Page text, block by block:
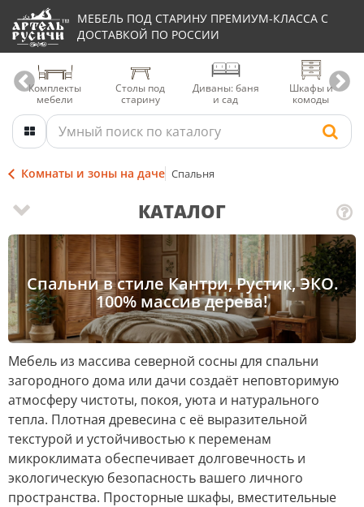
МЕБЕЛЬ ПОД СТАРИНУ ПРЕМИУМ-КЛАССА С
ДОСТАВКОЙ ПО РОССИИ
Комплекты
мебели
Столы под
старину
Диваны: баня
и сад
Шкафы и
комоды
Комнаты и зоны на даче Спальня
Спальни в стиле Кантри, Рустик, ЭКО.
100% массив дерева!
Мебель из массива северной сосны для спальни
загородного дома или дачи создаёт неповторимую
атмосферу чистоты, покоя, уюта и натурального
тепла. Плотная древесина с её выразительной
текстурой и устойчивостью к переменам
микроклимата обеспечивает долговечность и
экологическую безопасность вашего личного
пространства. Просторные шкафы, вместительные
КАТАЛОГ